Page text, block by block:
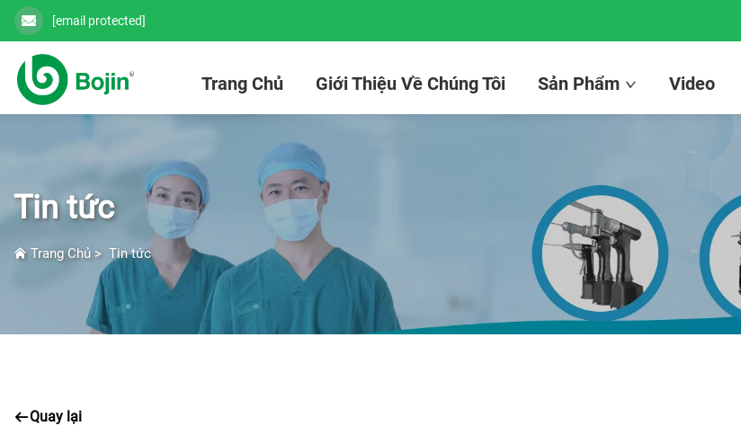
[email protected]
Trang Chủ Giới Thiệu Về Chúng Tôi Sản Phẩm Video
Tin tức
Trang Chủ > Tin tức
Quay lại